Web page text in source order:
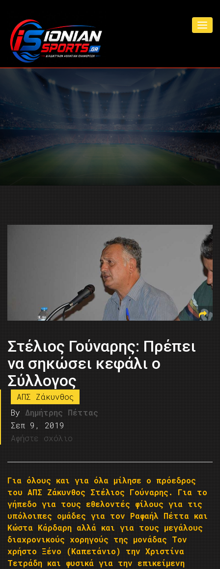
Στέλιος Γούναρης: Πρέπει
να σηκώσει κεφάλι ο
Σύλλογος
ΑΠΣ Ζάκυνθος
By Δημήτρης Πέττας
Σεπ 9, 2019
Αφήστε σχόλιο
Για όλους και για όλα μίλησε ο πρόεδρος
του ΑΠΣ Ζάκυνθος Στέλιος Γούναρης. Για το
γήπεδο για τους εθελοντές φίλους για τις
υπόλοιπες ομάδες για τον Ραφαήλ Πέττα και
Κώστα Κάρδαρη αλλά και για τους μεγάλους
διαχρονικούς χορηγούς της μονάδας Τον
χρήστο Ξένο (Καπετάνιο) την Χριστίνα
Τετράδη και φυσικά για την επικείμενη